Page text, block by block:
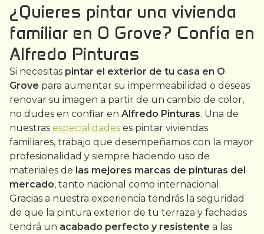
¿Quieres pintar una vivienda
familiar en O Grove? Confía en
Alfredo Pinturas
Si necesitas pintar el exterior de tu casa en O
Grove para aumentar su impermeabilidad o deseas
renovar su imagen a partir de un cambio de color,
no dudes en confiar en Alfredo Pinturas. Una de
nuestras especialidades es pintar viviendas
familiares, trabajo que desempeñamos con la mayor
profesionalidad y siempre haciendo uso de
materiales de las mejores marcas de pinturas del
mercado, tanto nacional como internacional.
Gracias a nuestra experiencia tendrás la seguridad
de que la pintura exterior de tu terraza y fachadas
tendrá un acabado perfecto y resistente a las